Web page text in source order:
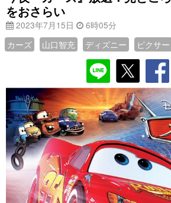
をおさらい
2023年7月15日
6時05分
カーズ
山口智充 ディズニー ピクサー